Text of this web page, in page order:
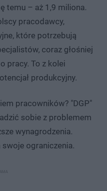
temu – aż 1,9 miliona.
pracodawcy,
które potrzebują
coraz głośniej
pracy. To z kolei
produkcyjny.
pracowników? "DGP"
sobie z problemem
wynagrodzenia.
ograniczenia.